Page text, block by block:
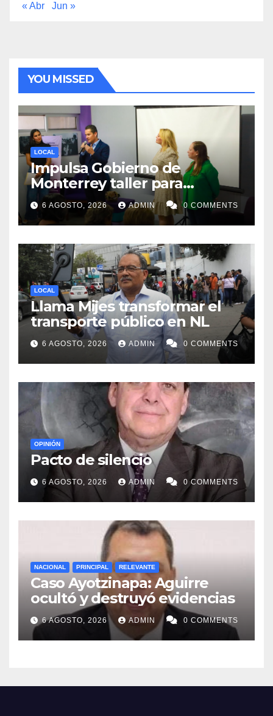
« Abr Jun »
YOU MISSED
LOCAL
Impulsa Gobierno de
Monterrey taller para
acompañar a mujeres en
procesos de pérdida y duelo
6 AGOSTO, 2026 ADMIN 0 COMMENTS
LOCAL
Llama Mijes transformar el
transporte público en NL
6 AGOSTO, 2026 ADMIN 0 COMMENTS
OPINIÓN
Pacto de silencio
6 AGOSTO, 2026 ADMIN 0 COMMENTS
NACIONAL PRINCIPAL RELEVANTE
Caso Ayotzinapa: Aguirre
ocultó y destruyó evidencias
6 AGOSTO, 2026 ADMIN 0 COMMENTS